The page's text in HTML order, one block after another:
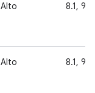
Alto 8.1, 9,
Alto 8.1, 9,